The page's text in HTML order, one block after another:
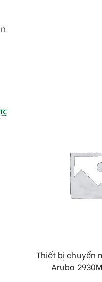
Thiết bị chuyển
Aruba